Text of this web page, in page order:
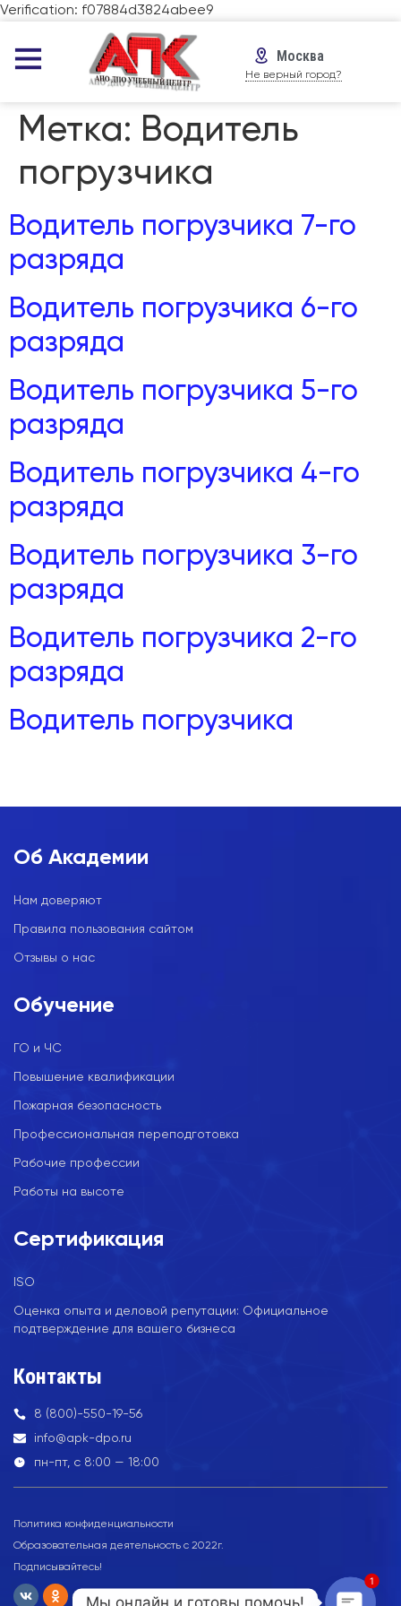
Verification: f07884d3824abee9
Москва
Не верный город?
Метка: Водитель
погрузчика
Водитель погрузчика 7-го
разряда
Водитель погрузчика 6-го
разряда
Водитель погрузчика 5-го
разряда
Водитель погрузчика 4-го
разряда
Водитель погрузчика 3-го
разряда
Водитель погрузчика 2-го
разряда
Водитель погрузчика
Об Академии
Нам доверяют
Правила пользования сайтом
Отзывы о нас
Обучение
ГО и ЧС
Повышение квалификации
Пожарная безопасность
Профессиональная переподготовка
Рабочие профессии
Работы на высоте
Сертификация
ISO
Оценка опыта и деловой репутации: Официальное
подтверждение для вашего бизнеса
Контакты
8 (800)-550-19-56
info@apk-dpo.ru
пн-пт, с 8:00 — 18:00
Политика конфиденциальности
Образовательная деятельность с 2022г.
Подписывайтесь!
Мы онлайн и готовы помочь!
1